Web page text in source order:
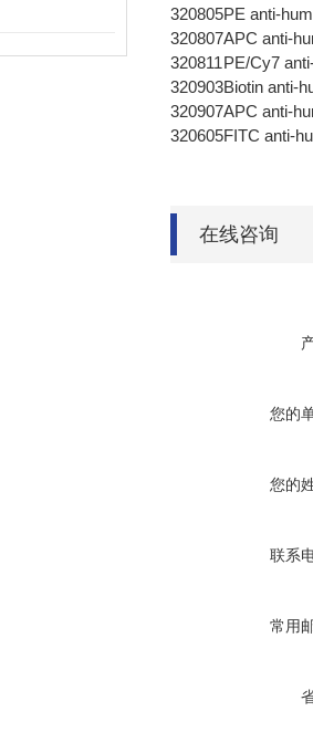
320805PE anti-
320807APC anti-
320811PE/Cy7
320903Biotin anti-
320907APC anti-
320605FITC anti-
在线咨询
您的
您的
联系
常用